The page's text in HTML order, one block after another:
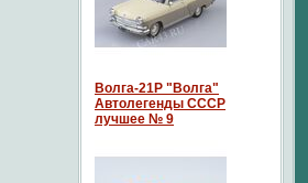
Волга-21P "Волга"
Автолегенды СССР
лучшее № 9